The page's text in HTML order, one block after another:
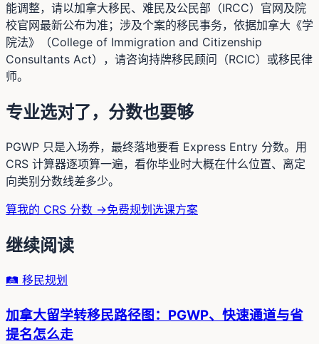
能调整，请以加拿大移民、难民及公民部（IRCC）官网及院
校官网最新公布为准；涉及个案的移民事务，依据加拿大《学
院法》（College of Immigration and Citizenship
Consultants Act），请咨询持牌移民顾问（RCIC）或移民律
师。
专业选对了，分数也要够
PGWP 只是入场券，最终落地要看 Express Entry 分数。用
CRS 计算器逐项算一遍，看你毕业时大概在什么位置、离定
向类别分数线差多少。
算我的 CRS 分数 →免费规划选课方案
继续阅读
🛤️ 移民规划
加拿大留学转移民路径图：PGWP、快速通道与省
提名怎么走